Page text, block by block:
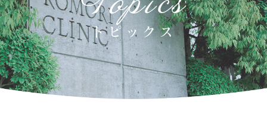
トピックス